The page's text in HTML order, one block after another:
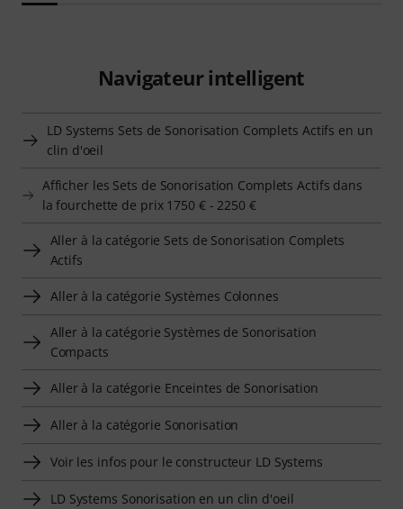
Navigateur intelligent
LD Systems Sets de Sonorisation Complets Actifs en un
clin d'oeil
Afficher les Sets de Sonorisation Complets Actifs dans
la fourchette de prix 1750 € - 2250 €
Aller à la catégorie Sets de Sonorisation Complets
Actifs
Aller à la catégorie Systèmes Colonnes
Aller à la catégorie Systèmes de Sonorisation
Compacts
Aller à la catégorie Enceintes de Sonorisation
Aller à la catégorie Sonorisation
Voir les infos pour le constructeur LD Systems
LD Systems Sonorisation en un clin d'oeil